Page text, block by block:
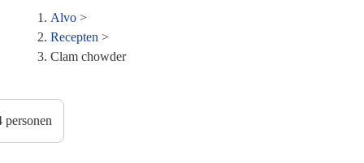
Kruimelpad
Alvo >
Recepten >
Clam chowder